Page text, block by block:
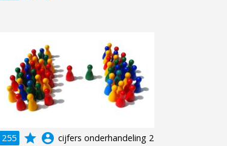
255 grade account_circle cijfers onderhandeling 2